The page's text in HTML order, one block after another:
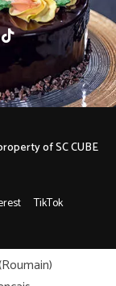
TikTok
of SC CUBE
Roumain)